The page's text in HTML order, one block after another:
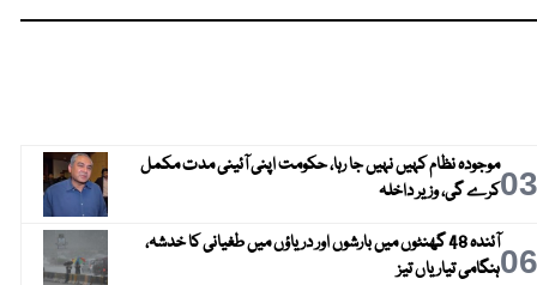
03موجودہ نظام کہیں نہیں جا رہا، حکومت اپنی آئینی مدت مکمل
کرے گی، وزیر داخلہ
06
آئندہ 48 گھنٹوں میں بارشوں اور دریاؤں میں طغیانی کا خدشہ،
ہنگامی تیاریاں تیز